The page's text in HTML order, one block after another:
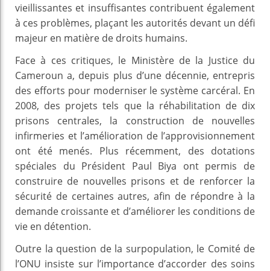
vieillissantes et insuffisantes contribuent également
à ces problèmes, plaçant les autorités devant un défi
majeur en matière de droits humains.
Face à ces critiques, le Ministère de la Justice du
Cameroun a, depuis plus d’une décennie, entrepris
des efforts pour moderniser le système carcéral. En
2008, des projets tels que la réhabilitation de dix
prisons centrales, la construction de nouvelles
infirmeries et l’amélioration de l’approvisionnement
ont été menés. Plus récemment, des dotations
spéciales du Président Paul Biya ont permis de
construire de nouvelles prisons et de renforcer la
sécurité de certaines autres, afin de répondre à la
demande croissante et d’améliorer les conditions de
vie en détention.
Outre la question de la surpopulation, le Comité de
l’ONU insiste sur l’importance d’accorder des soins